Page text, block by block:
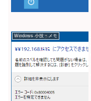
Windows 小技・メモ